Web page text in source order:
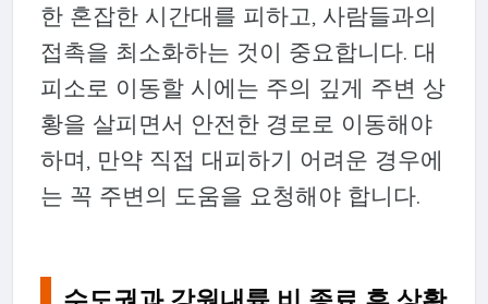
한 혼잡한 시간대를 피하고, 사람들과의
접촉을 최소화하는 것이 중요합니다. 대
피소로 이동할 시에는 주의 깊게 주변 상
황을 살피면서 안전한 경로로 이동해야
하며, 만약 직접 대피하기 어려운 경우에
는 꼭 주변의 도움을 요청해야 합니다.